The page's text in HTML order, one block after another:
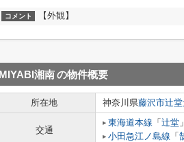
コメント 【外観】
MIYABI湘南の物件概要
所在地 神奈川県藤沢市辻
交通
東海道本線 「 辻堂
小田急江ノ島線 「